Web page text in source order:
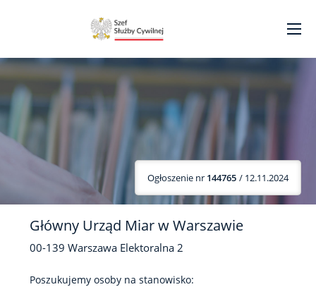
Ogłoszenie nr 144765 / 12.11.2024
Główny Urząd Miar w Warszawie
00-139 Warszawa Elektoralna 2
Poszukujemy osoby na stanowisko: